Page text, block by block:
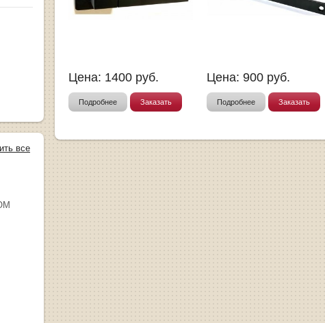
все
Цена: 1400 руб.
Подробнее Заказать
Цена: 900 руб.
Подробнее Заказать